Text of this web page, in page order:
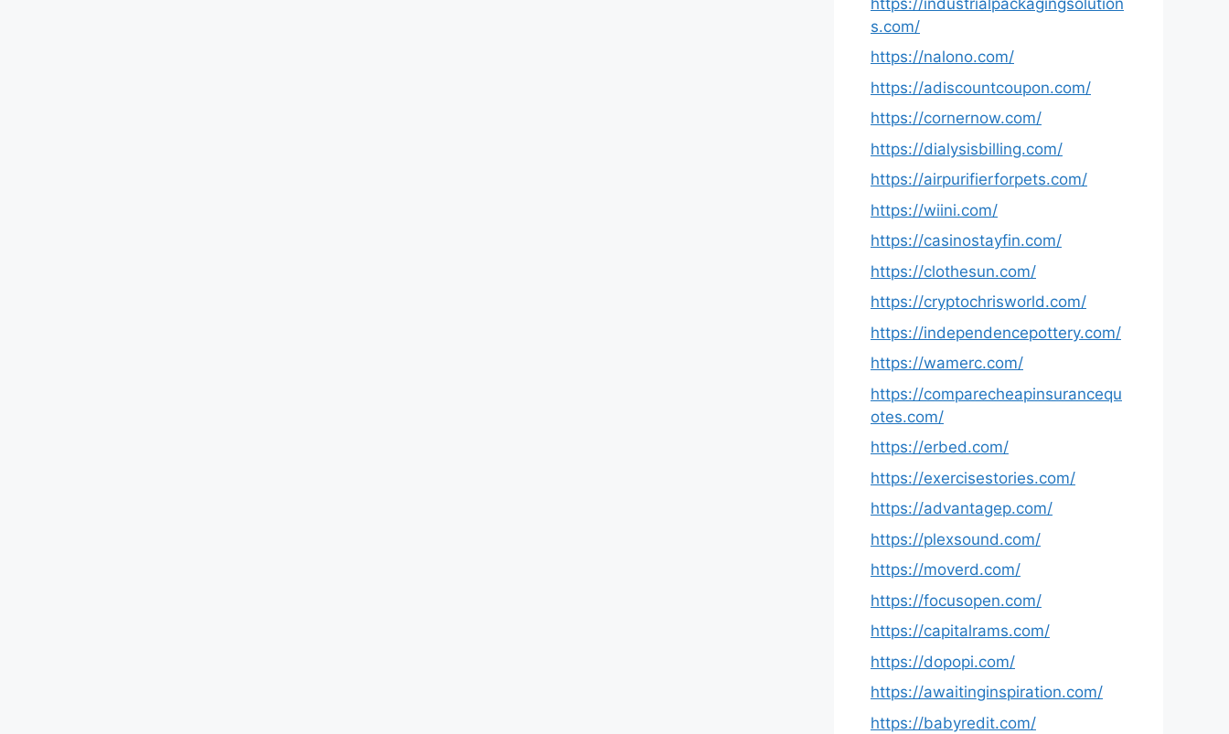
s.com/
https://nalono.com/
https://adiscountcoupon.com/
https://cornernow.com/
https://dialysisbilling.com/
https://airpurifierforpets.com/
https://wiini.com/
https://casinostayfin.com/
https://clothesun.com/
https://cryptochrisworld.com/
https://independencepottery.com/
https://wamerc.com/
https://comparecheapinsurancequ
otes.com/
https://erbed.com/
https://exercisestories.com/
https://advantagep.com/
https://plexsound.com/
https://moverd.com/
https://focusopen.com/
https://capitalrams.com/
https://dopopi.com/
https://awaitinginspiration.com/
https://babyredit.com/